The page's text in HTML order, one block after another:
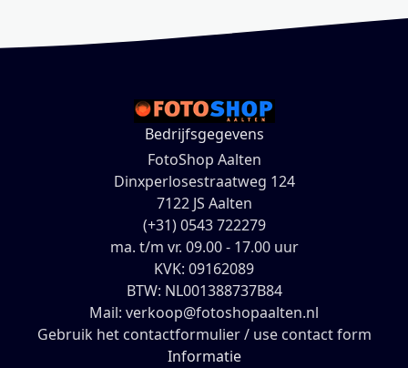
Bedrijfsgegevens
FotoShop Aalten
Dinxperlosestraatweg 124
7122 JS Aalten
(+31) 0543 722279
ma. t/m vr. 09.00 - 17.00 uur
KVK: 09162089
BTW: NL001388737B84
Mail: verkoop@fotoshopaalten.nl
Gebruik het contactformulier / use contact form
Informatie